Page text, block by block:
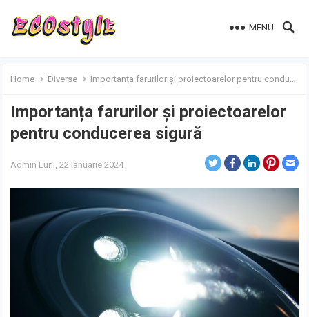
MENU
Home Diverse Importanța farurilor și proiectoarelor pentru conducerea sigură
Importanța farurilor și proiectoarelor
pentru conducerea sigură
Admin Luni, 22 Ianuarie 2024